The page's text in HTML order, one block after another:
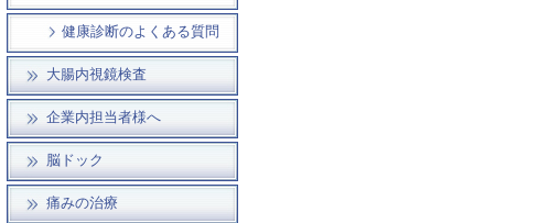
健康診断のよくある質問
大腸内視鏡検査
企業内担当者様へ
脳ドック
痛みの治療